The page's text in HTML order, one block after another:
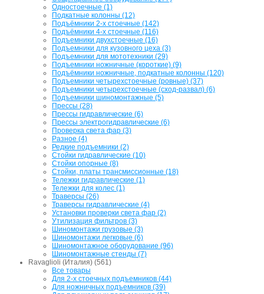
Одностоечные (1)
Подкатные колонны (12)
Подъёмники 2-х стоечные (142)
Подъёмники 4-х стоечные (116)
Подъемники двухстоечные (16)
Подъемники для кузовного цеха (3)
Подъемники для мототехники (29)
Подъемники ножничные (короткие) (9)
Подъёмники ножничные, подкатные колонны (120)
Подъемники четырехстоечные (ровные) (37)
Подъемники четырехстоечные (сход-развал) (6)
Подъемники шиномонтажные (5)
Прессы (28)
Прессы гидравлические (6)
Прессы электрогидравлические (6)
Проверка света фар (3)
Разное (4)
Редкие подъемники (2)
Стойки гидравлические (10)
Стойки опорные (8)
Стойки, платы трансмиссионные (18)
Тележки гидравлические (1)
Тележки для колес (1)
Траверсы (26)
Траверсы гидравлические (4)
Установки проверки света фар (2)
Утилизация фильтров (3)
Шиномонтажи грузовые (3)
Шиномонтажи легковые (6)
Шиномонтажное оборудование (96)
Шиномонтажные стенды (7)
Ravaglioli (Италия) (561)
Все товары
Для 2-х стоечных подъемников (44)
Для ножничных подъемников (39)